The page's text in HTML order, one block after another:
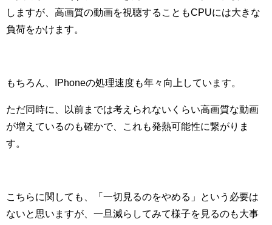
しますが、高画質の動画を視聴することもCPUには大きな
負荷をかけます。
もちろん、IPhoneの処理速度も年々向上しています。
ただ同時に、以前までは考えられないくらい高画質な動画
が増えているのも確かで、これも発熱可能性に繋がりま
す。
こちらに関しても、「一切見るのをやめる」という必要は
ないと思いますが、一旦減らしてみて様子を見るのも大事